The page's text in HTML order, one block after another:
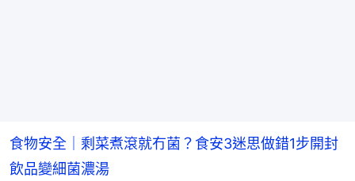
食物安全｜剩菜煮滾就冇菌？食安3迷思做錯1步開封
飲品變細菌濃湯